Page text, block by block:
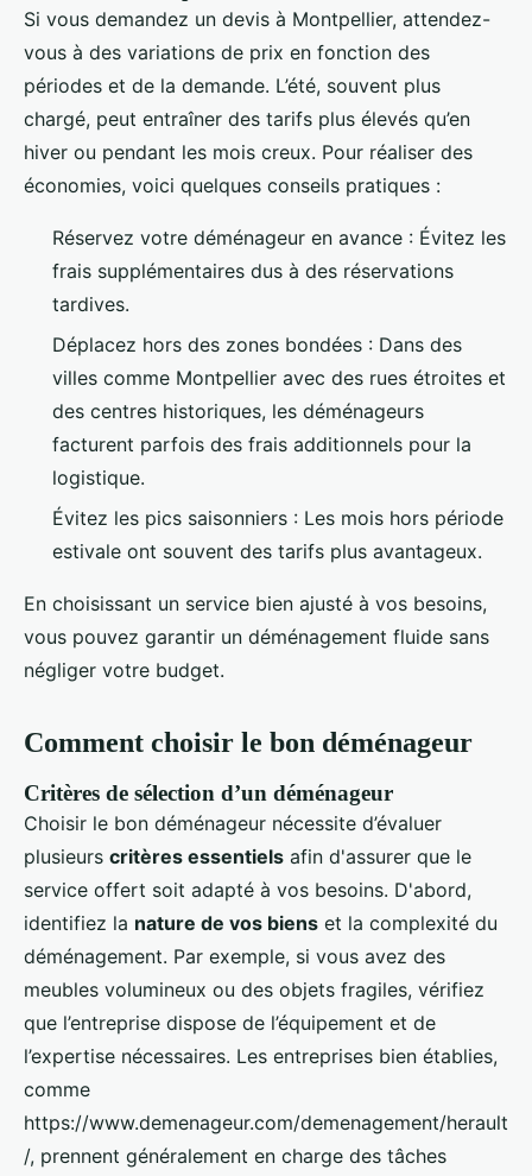
Si vous demandez un devis à Montpellier, attendez-
vous à des variations de prix en fonction des
périodes et de la demande. L’été, souvent plus
chargé, peut entraîner des tarifs plus élevés qu’en
hiver ou pendant les mois creux. Pour réaliser des
économies, voici quelques conseils pratiques :
Réservez votre déménageur en avance : Évitez les
frais supplémentaires dus à des réservations
tardives.
Déplacez hors des zones bondées : Dans des
villes comme Montpellier avec des rues étroites et
des centres historiques, les déménageurs
facturent parfois des frais additionnels pour la
logistique.
Évitez les pics saisonniers : Les mois hors période
estivale ont souvent des tarifs plus avantageux.
En choisissant un service bien ajusté à vos besoins,
vous pouvez garantir un déménagement fluide sans
négliger votre budget.
Comment choisir le bon déménageur
Critères de sélection d’un déménageur
Choisir le bon déménageur nécessite d’évaluer
plusieurs critères essentiels afin d'assurer que le
service offert soit adapté à vos besoins. D'abord,
identifiez la nature de vos biens et la complexité du
déménagement. Par exemple, si vous avez des
meubles volumineux ou des objets fragiles, vérifiez
que l’entreprise dispose de l’équipement et de
l’expertise nécessaires. Les entreprises bien établies,
comme
https://www.demenageur.com/demenagement/herault
/, prennent généralement en charge des tâches